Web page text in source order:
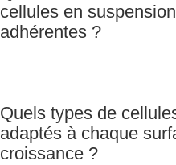
cellules en
adhérentes ?
Quels types de
adaptés à chaque
croissance ?